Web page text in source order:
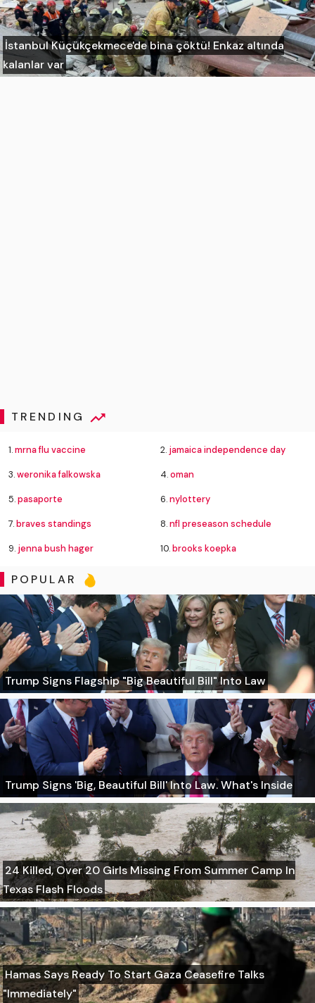
İstanbul Küçükçekmece'de bina çöktü! Enkaz altında
kalanlar var
TRENDING
1.mrna flu vaccine 2. jamaica independence day
3.weronika falkowska 4.oman
5.pasaporte 6.nylottery
7.braves standings 8.nfl preseason schedule
9. jenna bush hager 10.brooks koepka
POPULAR
Trump Signs Flagship "Big Beautiful Bill" Into Law
Trump Signs 'Big, Beautiful Bill' Into Law. What's Inside
24 Killed, Over 20 Girls Missing From Summer Camp In
Texas Flash Floods
Hamas Says Ready To Start Gaza Ceasefire Talks
"Immediately"